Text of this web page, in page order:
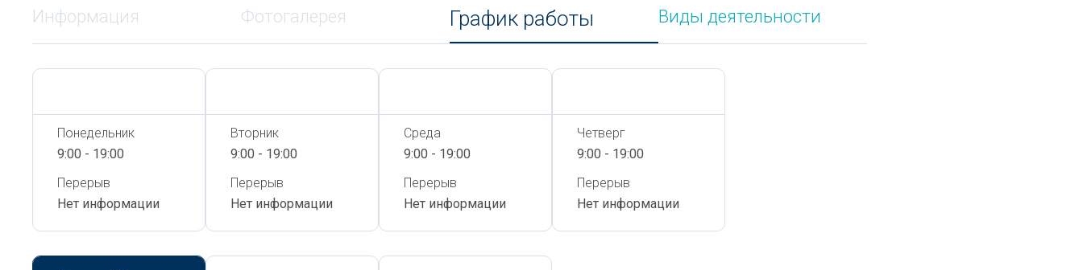
Информация Фотогалерея График работы Виды деятельности
Понедельник
9:00 - 19:00
Перерыв
Нет информации
Вторник
9:00 - 19:00
Перерыв
Нет информации
Среда
9:00 - 19:00
Перерыв
Нет информации
Четверг
9:00 - 19:00
Перерыв
Нет информации